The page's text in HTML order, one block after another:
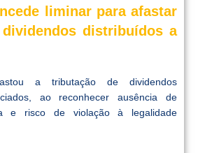
liminar para afastar
distribuídos a
a tributação de dividendos
ao reconhecer ausência de
e risco de violação à legalidade